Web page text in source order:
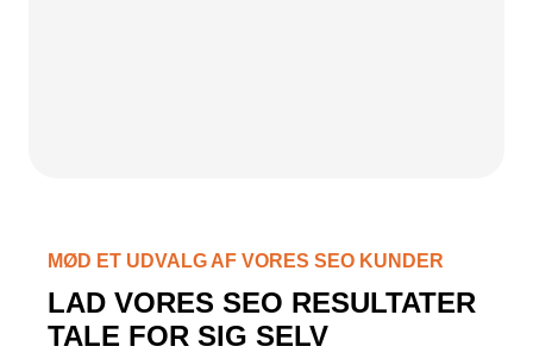
MØD ET UDVALG AF VORES SEO KUNDER
LAD VORES SEO RESULTATER
TALE FOR SIG SELV